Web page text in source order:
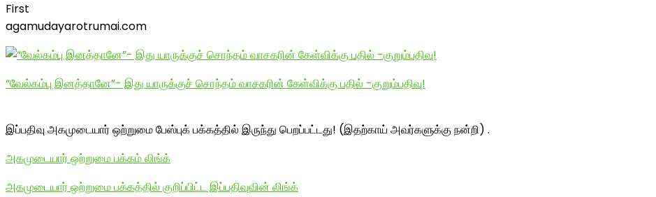
First
agamudayarotrumai.com
“வேல்கம்பு இனத்தானே”- இது யாருக்குச் சொந்தம் வாசகரின் கேள்விக்கு பதில் -குறும்பதிவு!
இப்பதிவு அகமுடையார் ஒற்றுமை பேஸ்புக் பக்கத்தில் இருந்து பெறப்பட்டது! (இதற்காய் அவர்களுக்கு நன்றி) .
அகமுடையார் ஒற்றுமை பக்கம் லிங்க்
அகமுடையார் ஒற்றுமை பக்கத்தில் குறிப்பிட்ட இப்பதிவுவின் லிங்க்